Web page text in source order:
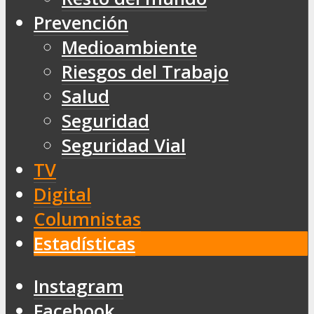
Prevención
Medioambiente
Riesgos del Trabajo
Salud
Seguridad
Seguridad Vial
TV
Digital
Columnistas
Estadísticas
Instagram